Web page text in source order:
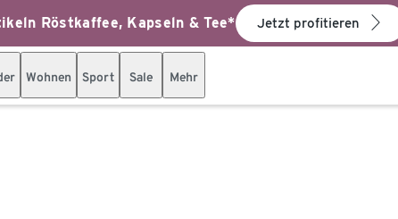
Röstkaffee, Kapseln & Tee* Jetzt profitieren
Wohnen Sport Sale Mehr